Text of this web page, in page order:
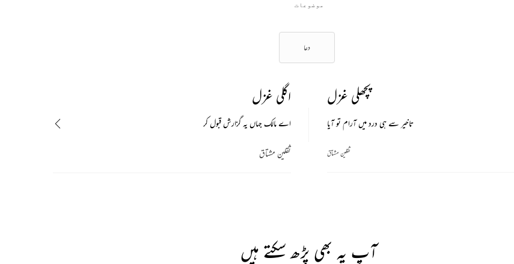
موضوعات
دعا
اگلی غزل
اے مالک جہاں یہ گزارش قبول کر
ثقلین مشتاق
پچھلی غزل
تاخیر سے ہی درد میں آرام تو آیا
ثقلین مشتاق
آپ یہ بھی پڑھ سکتے ہیں